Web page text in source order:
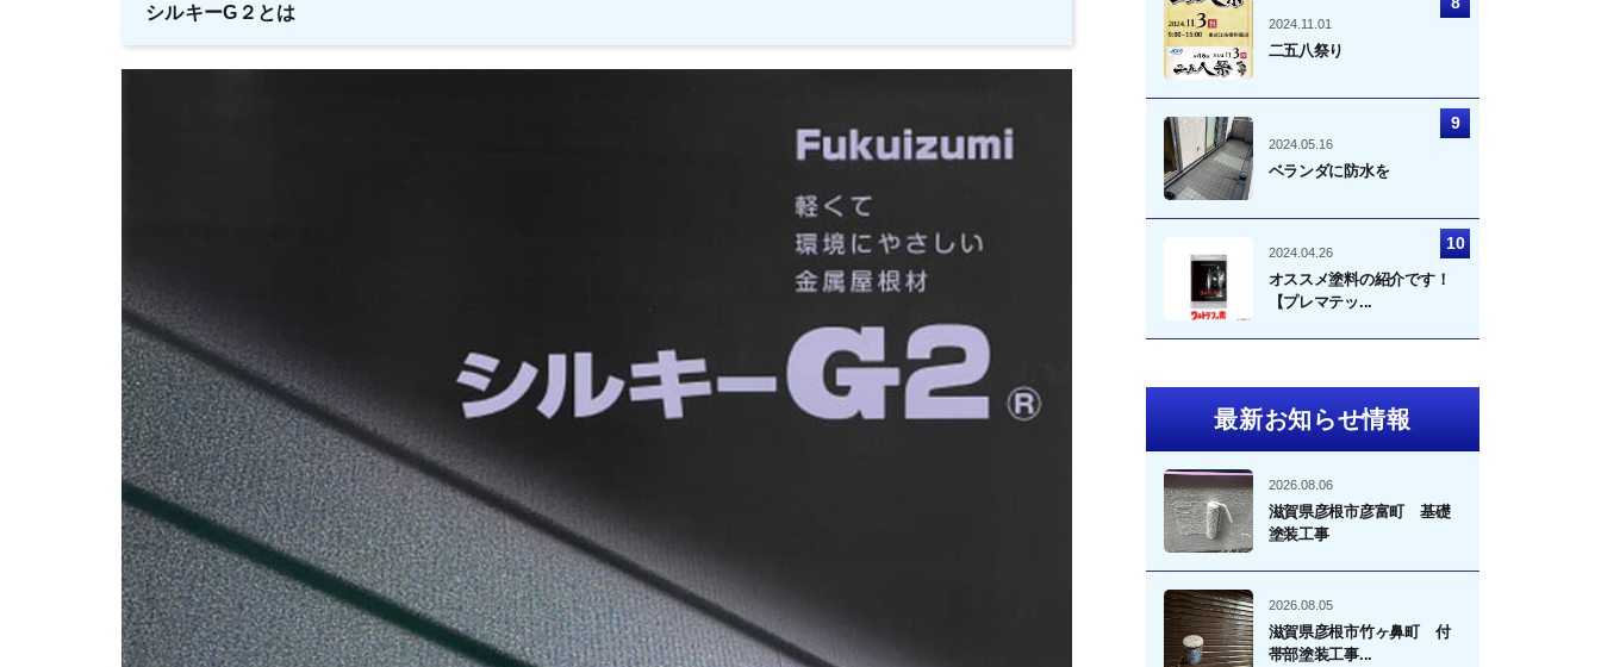
シルキーG２とは
2024.11.01
二五八祭り
2024.05.16
ベランダに防水を
2024.04.26
オススメ塗料の紹介です！
【プレマテッ...
最新お知らせ情報
2026.08.06
滋賀県彦根市彦富町 基礎
塗装工事
2026.08.05
滋賀県彦根市竹ヶ鼻町 付
帯部塗装工事...